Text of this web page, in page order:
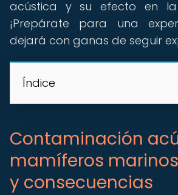
acústica y su efecto en
¡Prepárate para una
dejará con ganas de seguir
Índice
Contaminación
mamíferos
y consecuencias